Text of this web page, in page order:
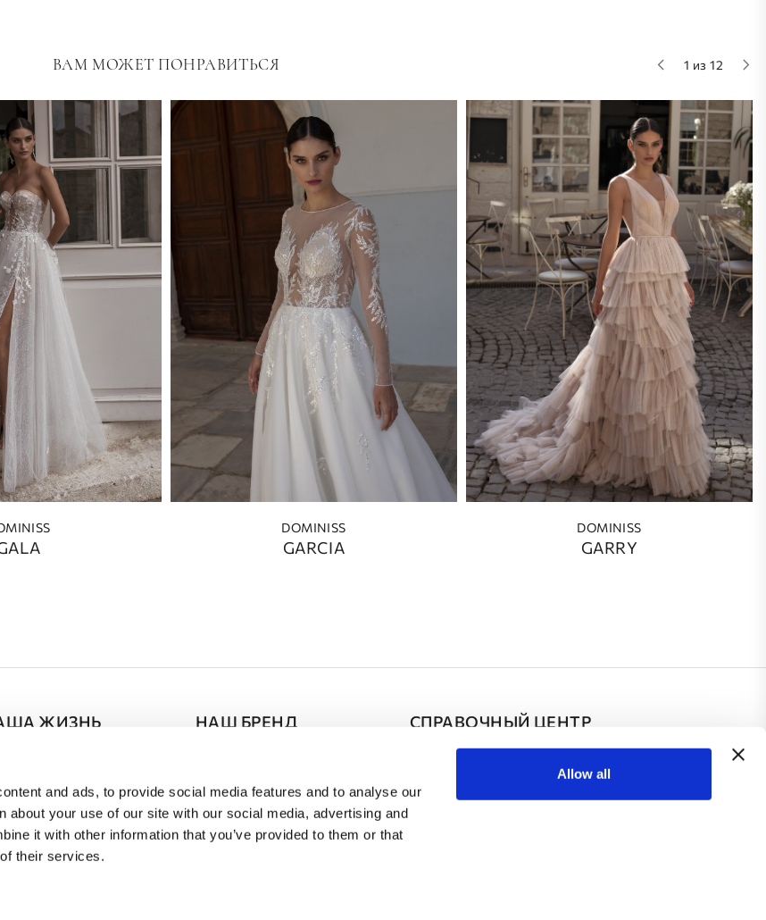
and ads, to provide social media features and to analyse our
about your use of our site with our social media, advertising and
it with other information that you’ve provided to them or that
their services.
Allow all
ВАМ МОЖЕТ ПОНРАВИТЬСЯ 1 из 12
DOMINISS
GARCIA
DOMINISS
GARRY
ЖИЗНЬ
Cобытий
НАШ БРЕНД
Партнерство
Таблица размеров
СПРАВОЧНЫЙ ЦЕНТР
Контакты